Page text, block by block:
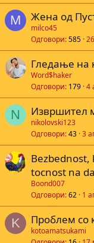
M Жена од
milco45
Одговори 585
Гледање на
Word$haker
Одговори 179 4
N Извршител
nikolovski123
Одговори 43 3
tocnost na
Boond007
Одговори 62 1
K Проблем
kotoamatsukami